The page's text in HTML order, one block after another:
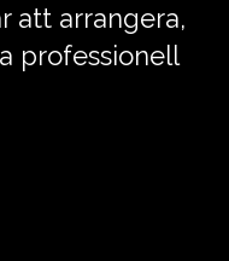
att arrangera,
professionell